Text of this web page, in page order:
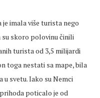
imala više turista nego
su skoro polovinu činili
turista od 3,5 milijardi
toga nestati sa mape, bila
u svetu. Iako su Nemci
poticalo je od